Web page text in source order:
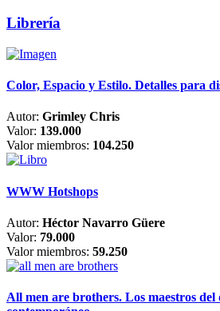
Librería
Color, Espacio y Estilo. Detalles para
Autor: Grimley Chris
Valor: 139.000
Valor miembros: 104.250
WWW Hotshops
Autor: Héctor Navarro Güere
Valor: 79.000
Valor miembros: 59.250
All men are brothers. Los maestros del